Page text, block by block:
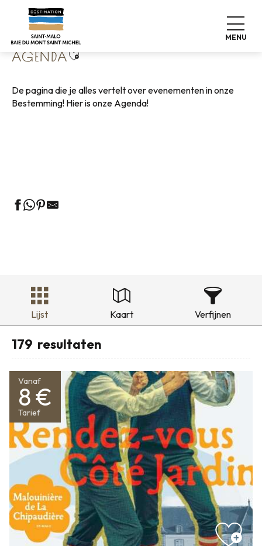
contenu
principal
MENU
Home Wonen zoals thuis
AGENDAAjouter aux favoris
De pagina die je alles vertelt over evenementen in onze
Bestemming! Hier is onze Agenda!
Lijst Kaart Verfijnen
179 resultaten
Vanaf
8 €
Tarief